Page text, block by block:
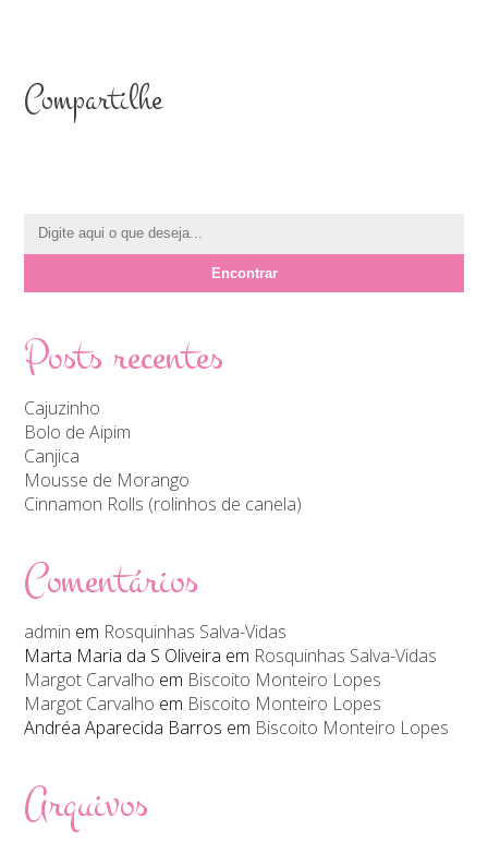
Compartilhe
Posts recentes
Cajuzinho
Bolo de Aipim
Canjica
Mousse de Morango
Cinnamon Rolls (rolinhos de canela)
Comentários
admin em Rosquinhas Salva-Vidas
Marta Maria da S Oliveira em Rosquinhas Salva-Vidas
Margot Carvalho em Biscoito Monteiro Lopes
Margot Carvalho em Biscoito Monteiro Lopes
Andréa Aparecida Barros em Biscoito Monteiro Lopes
Arquivos